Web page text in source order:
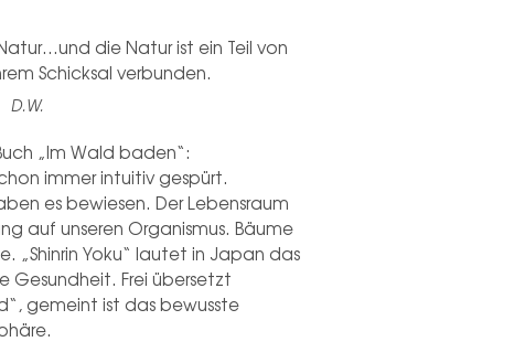
die Natur ist ein Teil von
Schicksal verbunden.
D.W.
„Im Wald baden“:
immer intuitiv gespürt.
es bewiesen. Der Lebensraum
auf unseren Organismus. Bäume
„Shinrin Yoku“ lautet in Japan das
Gesundheit. Frei übersetzt
gemeint ist das bewusste